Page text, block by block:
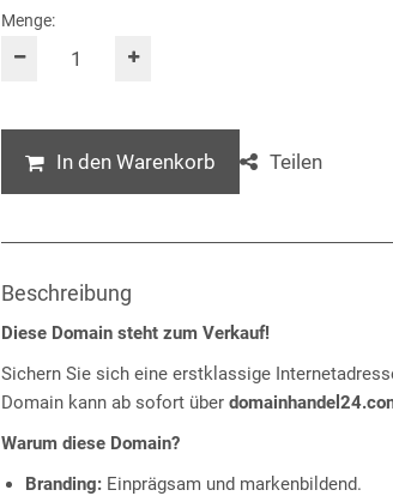
Menge:
In den Warenkorb Teilen
Beschreibung
Diese Domain steht zum Verkauf!
Sichern Sie sich eine erstklassige
Domain kann ab sofort über
Warum diese Domain?
Branding: Einprägsam und markenbildend.